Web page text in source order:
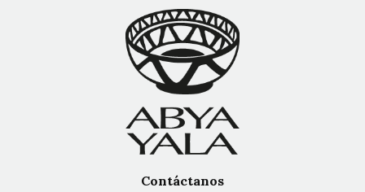
Contáctanos